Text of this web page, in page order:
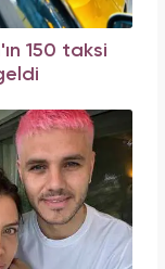
150 taksi